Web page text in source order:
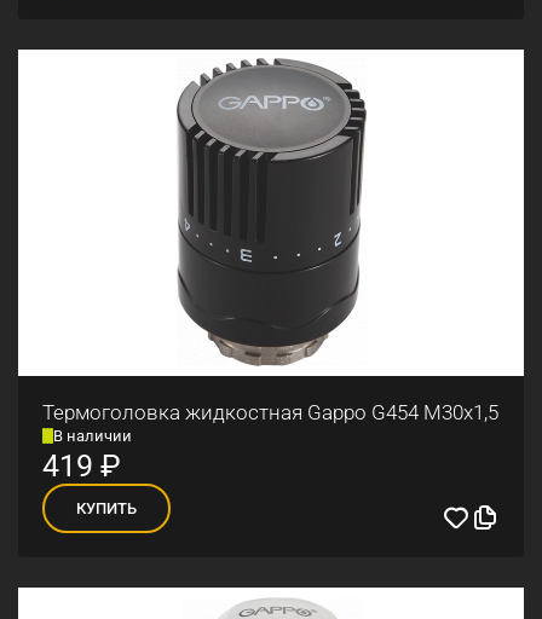
Термоголовка жидкостная Gappo G454 М30x1,5
В наличии
419 ₽
КУПИТЬ